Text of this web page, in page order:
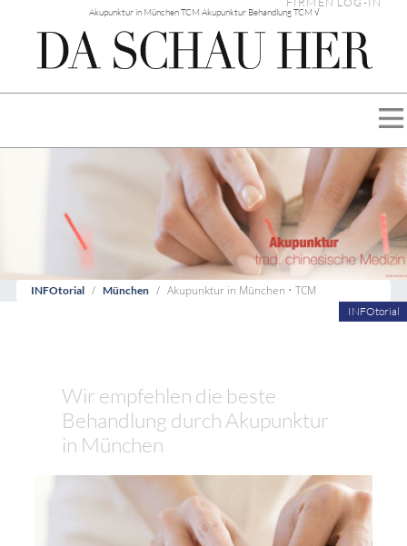
Akupunktur in München TCM Akupunktur Behandlung TCM √
INFOtorial München
Akupunktur in München • TCM
INFOtorial
Wir empfehlen die beste
Behandlung durch Akupunktur
in München